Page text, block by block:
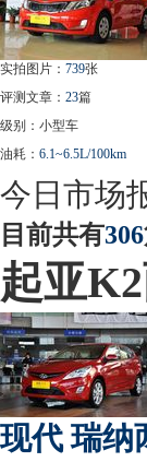
实拍图片： 739张
评测文章： 23篇
级别：小型车
油耗： 6.1~6.5L/100km
今日市场
目前共有306
起亚
现代 瑞纳